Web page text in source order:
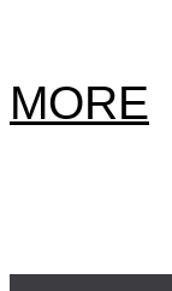
MORE